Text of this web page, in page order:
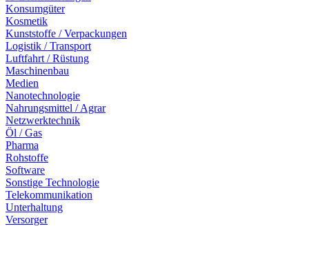
Konsumgüter
Kosmetik
Kunststoffe / Verpackungen
Logistik / Transport
Luftfahrt / Rüstung
Maschinenbau
Medien
Nanotechnologie
Nahrungsmittel / Agrar
Netzwerktechnik
Öl / Gas
Pharma
Rohstoffe
Software
Sonstige Technologie
Telekommunikation
Unterhaltung
Versorger